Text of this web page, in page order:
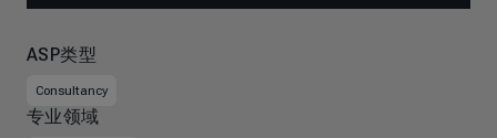
ASP类型
Consultancy
专业领域